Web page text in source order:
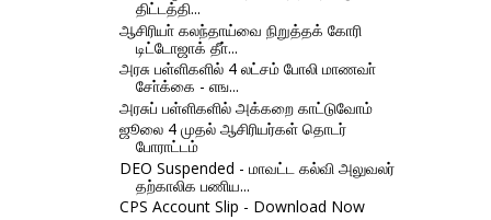
திட்டத்தி...
ஆசிரியா் கலந்தாய்வை நிறுத்தக் கோரி
டிட்டோஜாக் தீா்...
அரசு பள்ளிகளில் 4 லட்சம் போலி மாணவா்
சோ்க்கை - எங...
அரசுப் பள்ளிகளில் அக்கறை காட்டுவோம்
ஜூலை 4 முதல் ஆசிரியர்கள் தொடர்
போராட்டம்
DEO Suspended - மாவட்ட கல்வி அலுவலர்
தற்காலிக பணிய...
CPS Account Slip - Download Now